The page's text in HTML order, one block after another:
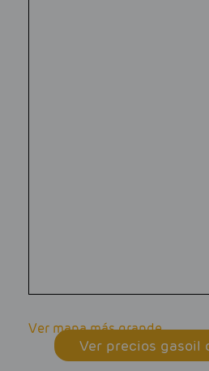
Ver mapa más grande
Ver precios gasoil